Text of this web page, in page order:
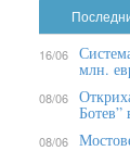
16/06
млн.
08/06
Ботев”
08/06